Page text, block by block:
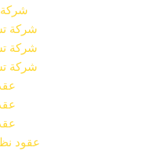
شركة
شركة
شركة
عقود